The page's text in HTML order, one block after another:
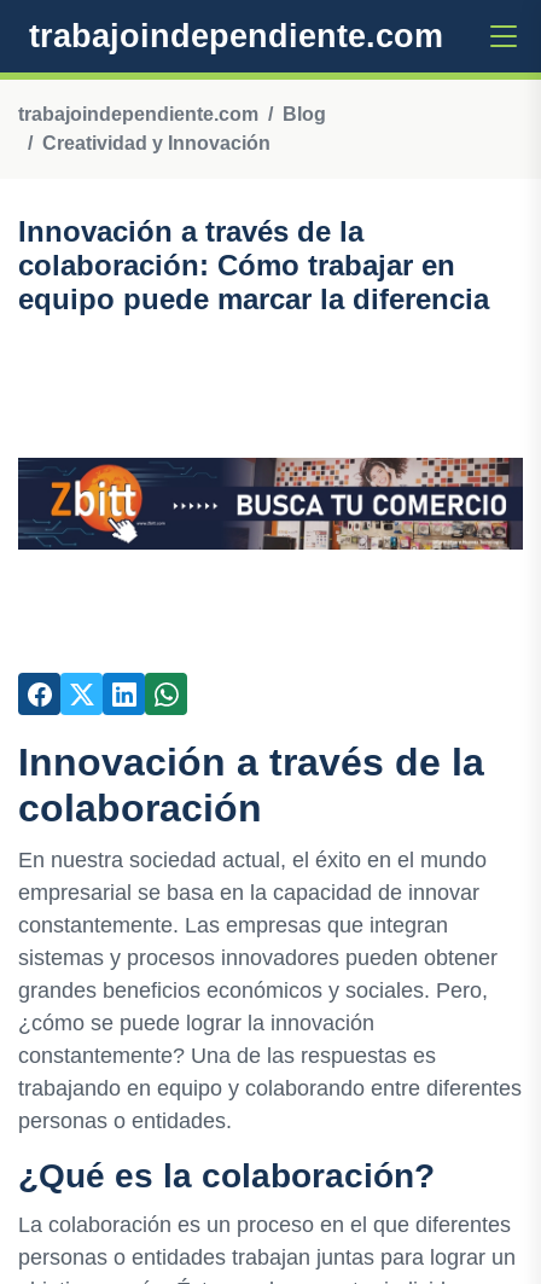
trabajoindependiente.com
trabajoindependiente.com
Blog
Creatividad y Innovación
Innovación a través de la
colaboración: Cómo trabajar en
equipo puede marcar la diferencia
Innovación a través de la
colaboración
En nuestra sociedad actual, el éxito en el mundo
empresarial se basa en la capacidad de innovar
constantemente. Las empresas que integran
sistemas y procesos innovadores pueden obtener
grandes beneficios económicos y sociales. Pero,
¿cómo se puede lograr la innovación
constantemente? Una de las respuestas es
trabajando en equipo y colaborando entre diferentes
personas o entidades.
¿Qué es la colaboración?
La colaboración es un proceso en el que diferentes
personas o entidades trabajan juntas para lograr un